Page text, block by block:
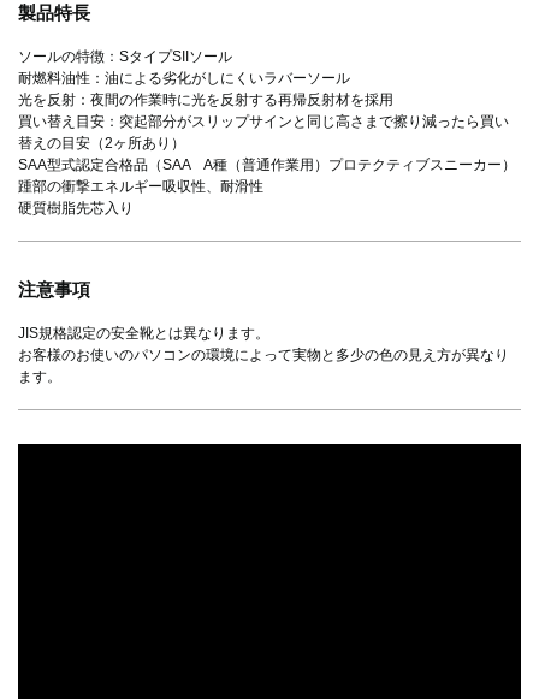
製品特長
ソールの特徴：SタイプSIIソール
耐燃料油性：油による劣化がしにくいラバーソール
光を反射：夜間の作業時に光を反射する再帰反射材を採用
買い替え目安：突起部分がスリップサインと同じ高さまで擦り減ったら買い
替えの目安（2ヶ所あり）
SAA型式認定合格品（SAA A種（普通作業用）プロテクティブスニーカー）
踵部の衝撃エネルギー吸収性、耐滑性
硬質樹脂先芯入り
注意事項
JIS規格認定の安全靴とは異なります。
お客様のお使いのパソコンの環境によって実物と多少の色の見え方が異なり
ます。